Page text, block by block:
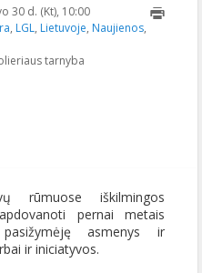
30 d. (Kt), 10:00
30T10:48:30+00:00
, LGL, Lietuvoje, Naujienos,
tarnyba
rūmuose iškilmingos
pernai metais
asmenys ir
ir iniciatyvos.